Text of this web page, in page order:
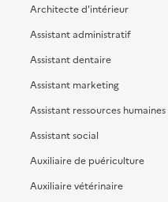
Architecte d'intérieur
Assistant administratif
Assistant dentaire
Assistant marketing
Assistant ressources humaines
Assistant social
Auxiliaire de puériculture
Auxiliaire vétérinaire